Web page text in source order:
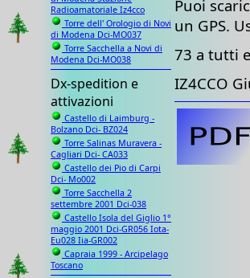
Radioamatoriale Iz4cco
Torre dell' Orologio di Novi
di Modena Dci-MO037
Torre Sacchella a Novi di
Modena Dci-MO038
Dx-spedition e
attivazioni
Castello di Laimburg -
Bolzano Dci- BZ024
Torre Salinas Muravera -
Cagliari Dci- CA033
Castello dei Pio di Carpi
Dci- Mo002
Torre Sacchella 2
settembre 2001 Dci-038
Castello Isola del Giglio 1°
maggio 2001 Dci-GR056 Iota-
Eu028 Iia-GR002
Capraia 1999 - Arcipelago
Toscano
Puoi
un GPS.
73 a tutti
IZ4CCO